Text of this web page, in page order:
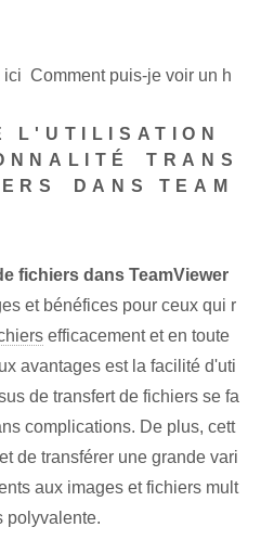
Comment puis-je voir un h
L'UTILISATION
⁣TRANS
DANS TEAM
fichiers dans ⁢TeamViewer
et bénéfices pour ceux⁣ qui r
efficacement et en toute
avantages est la facilité‌ d'uti
de transfert de fichiers se fa
complications. De plus, cett
de transférer une grande vari
aux images et fichiers mult
polyvalente.